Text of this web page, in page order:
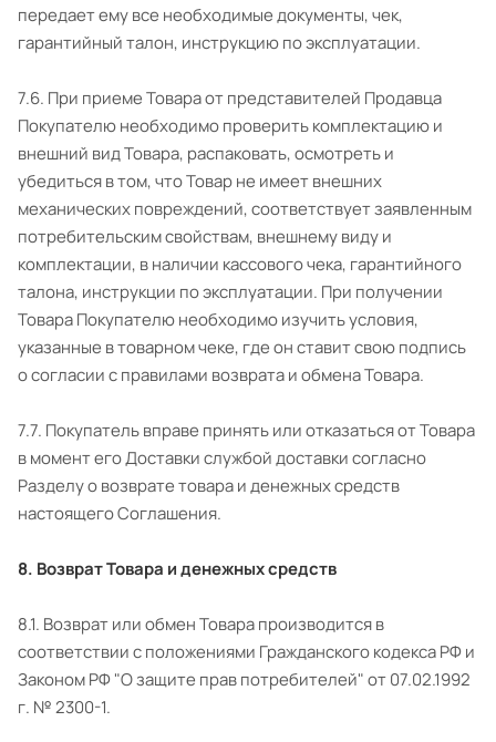
передает ему все необходимые документы, чек,
гарантийный талон, инструкцию по эксплуатации.
7.6. При приеме Товара от представителей Продавца
Покупателю необходимо проверить комплектацию и
внешний вид Товара, распаковать, осмотреть и
убедиться в том, что Товар не имеет внешних
механических повреждений, соответствует заявленным
потребительским свойствам, внешнему виду и
комплектации, в наличии кассового чека, гарантийного
талона, инструкции по эксплуатации. При получении
Товара Покупателю необходимо изучить условия,
указанные в товарном чеке, где он ставит свою подпись
о согласии с правилами возврата и обмена Товара.
7.7. Покупатель вправе принять или отказаться от Товара
в момент его Доставки службой доставки согласно
Разделу о возврате товара и денежных средств
настоящего Соглашения.
8. Возврат Товара и денежных средств
8.1. Возврат или обмен Товара производится в
соответствии с положениями Гражданского кодекса РФ и
Законом РФ "О защите прав потребителей" от 07.02.1992
г. № 2300-1.